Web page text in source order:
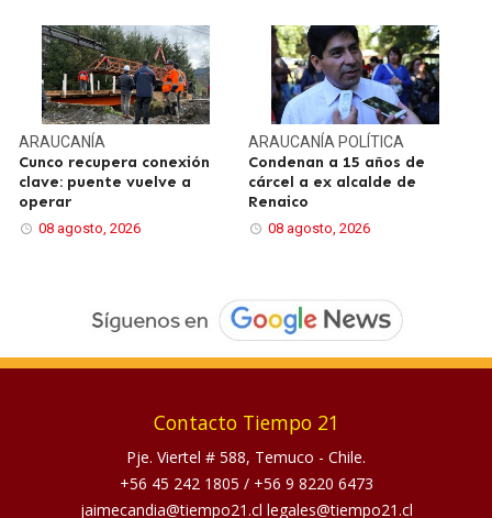
ARAUCANÍA
Cunco recupera conexión
clave: puente vuelve a
operar
08 agosto, 2026
ARAUCANÍA POLÍTICA
Condenan a 15 años de
cárcel a ex alcalde de
Renaico
08 agosto, 2026
Contacto Tiempo 21
Pje. Viertel # 588, Temuco - Chile.
+56 45 242 1805 / +56 9 8220 6473
jaimecandia@tiempo21.cl legales@tiempo21.cl